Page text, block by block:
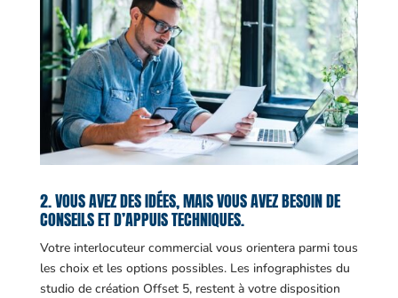
2. VOUS AVEZ DES IDÉES, MAIS VOUS AVEZ BESOIN DE
CONSEILS ET D’APPUIS TECHNIQUES.
Votre interlocuteur commercial vous orientera parmi tous
les choix et les options possibles. Les infographistes du
studio de création Offset 5, restent à votre disposition